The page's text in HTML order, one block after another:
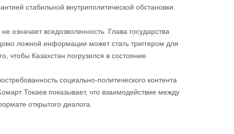
стабильной внутриполитической обстановки.
означает вседозволенность. Глава государст­ва
ложной информации может стать триггером для
чтобы Казах­стан погрузился в состоя­ние
социально-политического контента
Токаев показывает, что взаимодействие между
открытого диалога.